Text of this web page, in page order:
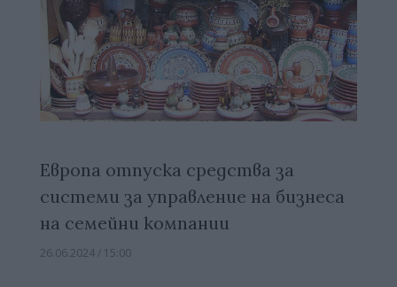
Европа отпуска средства за
системи за управление на бизнеса
на семейни компании
26.06.2024 / 15:00